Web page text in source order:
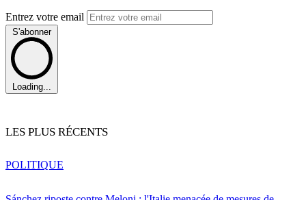
Entrez votre email
S'abonner
Loading...
LES PLUS RÉCENTS
POLITIQUE